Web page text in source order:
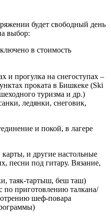
будет свободный день
выбор:
в стоимость
и прогулка на снегоступах –
проката в Бишкеке (Ski
туризма и др.)
ледянки, снеговик,
и покой, в лагере
и другие настольные
песни под гитару. Вязание,
таяк-тартыш, беш таш)
по приготовлению талкана/
шеф-повара